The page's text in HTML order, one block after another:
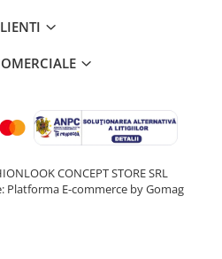
CONCEPT STORE SRL
Platforma E-commerce by Gomag